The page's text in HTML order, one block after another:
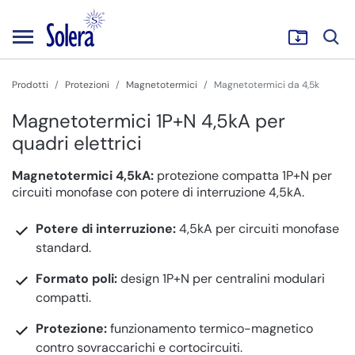
Prodotti Protezioni Magnetotermici Magnetotermici da 4,5k
Magnetotermici 1P+N 4,5kA per
quadri elettrici
Magnetotermici 4,5kA: protezione compatta 1P+N per
circuiti monofase con potere di interruzione 4,5kA.
Potere di interruzione:4,5kA per circuiti monofase
standard.
Formato poli:design 1P+N per centralini modulari
compatti.
Protezione:funzionamento termico-magnetico
contro sovraccarichi e cortocircuiti.